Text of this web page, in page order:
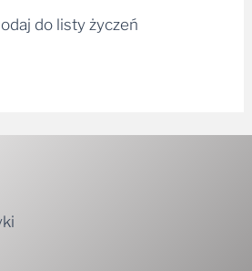
do listy życzeń